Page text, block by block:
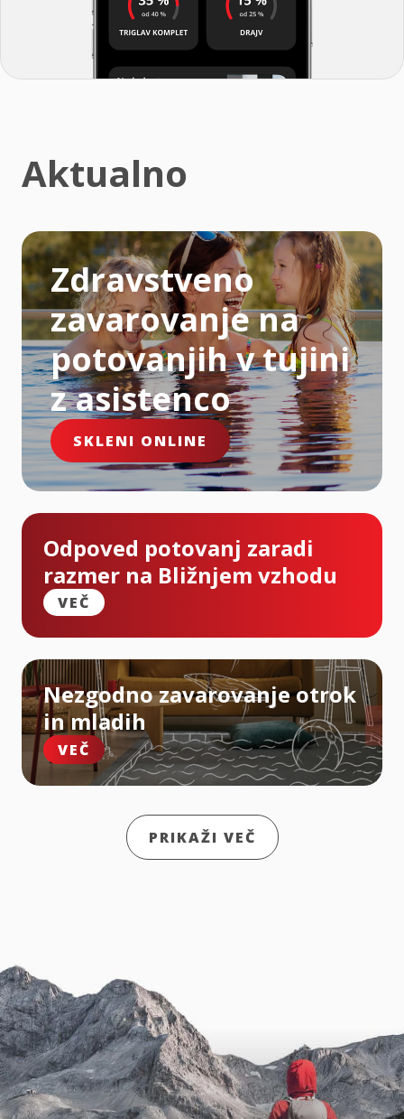
Aktualno
Zdravstveno
zavarovanje na
potovanjih v tujini
z asistenco
SKLENI ONLINE
Odpoved potovanj zaradi
razmer na Bližnjem vzhodu
VEČ
Nezgodno zavarovanje otrok
in mladih
VEČ
PRIKAŽI VEČ